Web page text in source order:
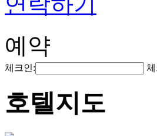
예약
체크인:
호텔지도